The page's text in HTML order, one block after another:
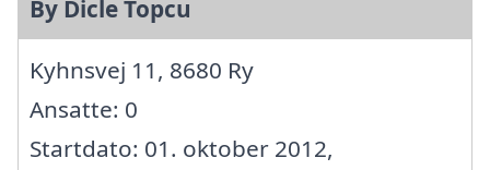
By Dicle Topcu
Kyhnsvej 11, 8680 Ry
Ansatte: 0
Startdato: 01. oktober 2012,